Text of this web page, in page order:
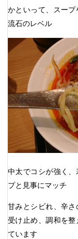
かといって、スー
流石のレベル
中太でコシが強く
プと見事にマッチ
甘みとシビれ、辛
受け止め、調和を
ています